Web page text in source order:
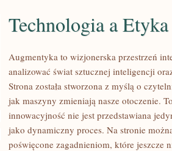
TECHNOLOGIA
Technologia a Etyka
Augmentyka to wizjonerska przestrzeń
analizować świat sztucznej inteligencji
Strona została stworzona z myślą o
jak maszyny zmieniają nasze otoczenie.
innowacyjność nie jest przedstawiana
jako dynamiczny proces. Na stronie
poświęcone zagadnieniom, które jeszcze